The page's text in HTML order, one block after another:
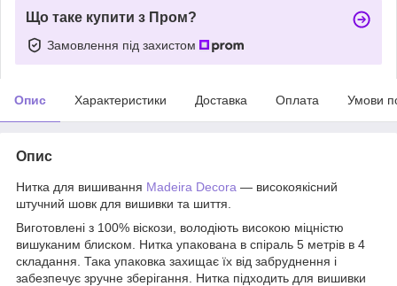
Що таке купити з Пром?
Замовлення під захистом
Опис Характеристики Доставка Оплата Умови
Опис
Нитка для вишивання Madeira Decora ― високоякісний
штучний шовк для вишивки та шиття.
Виготовлені з 100% віскози, володіють високою міцністю
вишуканим блиском. Нитка упакована в спіраль 5 метрів в 4
складання. Така упаковка захищає їх від забруднення і
забезпечує зручне зберігання. Нитка підходить для вишивки